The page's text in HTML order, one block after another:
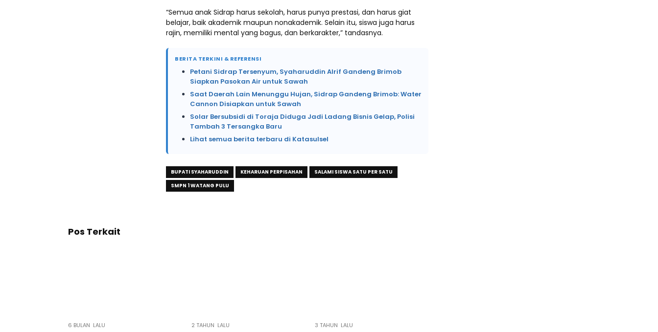
“Semua anak Sidrap harus sekolah, harus punya prestasi, dan harus giat
belajar, baik akademik maupun nonakademik. Selain itu, siswa juga harus
rajin, memiliki mental yang bagus, dan berkarakter,” tandasnya.
BERITA TERKINI & REFERENSI
Petani Sidrap Tersenyum, Syaharuddin Alrif Gandeng Brimob
Siapkan Pasokan Air untuk Sawah
Saat Daerah Lain Menunggu Hujan, Sidrap Gandeng Brimob: Water
Cannon Disiapkan untuk Sawah
Solar Bersubsidi di Toraja Diduga Jadi Ladang Bisnis Gelap, Polisi
Tambah 3 Tersangka Baru
Lihat semua berita terbaru di Katasulsel
BUPATI SYAHARUDDIN KEHARUAN PERPISAHAN
SALAMI SISWA SATU PER SATU
SMPN 1 WATANG PULU
Pos Terkait
6 BULAN LALU 2 TAHUN LALU 3 TAHUN LALU